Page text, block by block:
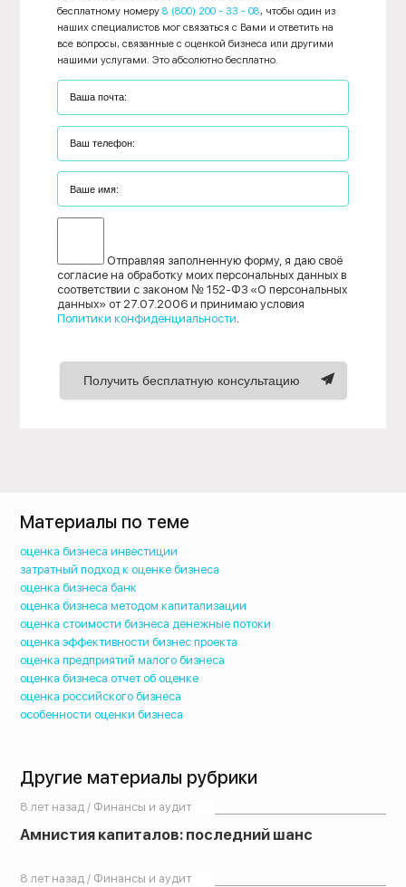
бесплатному номеру 8 (800) 200 - 33 - 08, чтобы один из
наших специалистов мог связаться с Вами и ответить на
все вопросы, связанные с оценкой бизнеса или другими
нашими услугами. Это абсолютно бесплатно.
Отправляя заполненную форму, я даю своё
согласие на обработку моих персональных данных в
соответствии с законом № 152-ФЗ «О персональных
данных» от 27.07.2006 и принимаю условия
Политики конфиденциальности
Получить бесплатную консультацию
Материалы по теме
оценка бизнеса инвестиции
затратный подход к оценке бизнеса
оценка бизнеса банк
оценка бизнеса методом капитализации
оценка стоимости бизнеса денежные потоки
оценка эффективности бизнес проекта
оценка предприятий малого бизнеса
оценка бизнеса отчет об оценке
оценка российского бизнеса
особенности оценки бизнеса
Другие материалы рубрики
8 лет назад / Финансы и аудит
Амнистия капиталов: последний шанс
8 лет назад / Финансы и аудит